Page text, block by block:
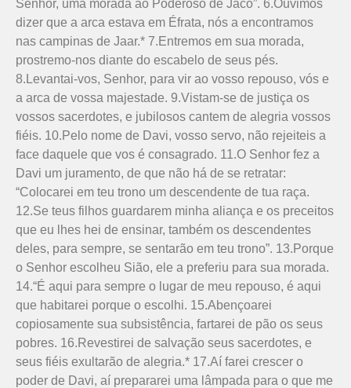
Senhor, uma morada ao Poderoso de Jacó”. 6.Ouvimos
dizer que a arca estava em Éfrata, nós a encontramos
nas campinas de Jaar.* 7.Entremos em sua morada,
prostremo-nos diante do escabelo de seus pés.
8.Levantai-vos, Senhor, para vir ao vosso repouso, vós e
a arca de vossa majestade. 9.Vistam-se de justiça os
vossos sacerdotes, e jubilosos cantem de alegria vossos
fiéis. 10.Pelo nome de Davi, vosso servo, não rejeiteis a
face daquele que vos é consagrado. 11.O Senhor fez a
Davi um juramento, de que não há de se retratar:
“Colocarei em teu trono um descendente de tua raça.
12.Se teus filhos guardarem minha aliança e os preceitos
que eu lhes hei de ensinar, também os descendentes
deles, para sempre, se sentarão em teu trono”. 13.Porque
o Senhor escolheu Sião, ele a preferiu para sua morada.
14.“É aqui para sempre o lugar de meu repouso, é aqui
que habitarei porque o escolhi. 15.Abençoarei
copiosamente sua subsistência, fartarei de pão os seus
pobres. 16.Revestirei de salvação seus sacerdotes, e
seus fiéis exultarão de alegria.* 17.Aí farei crescer o
poder de Davi, aí prepararei uma lâmpada para o que me